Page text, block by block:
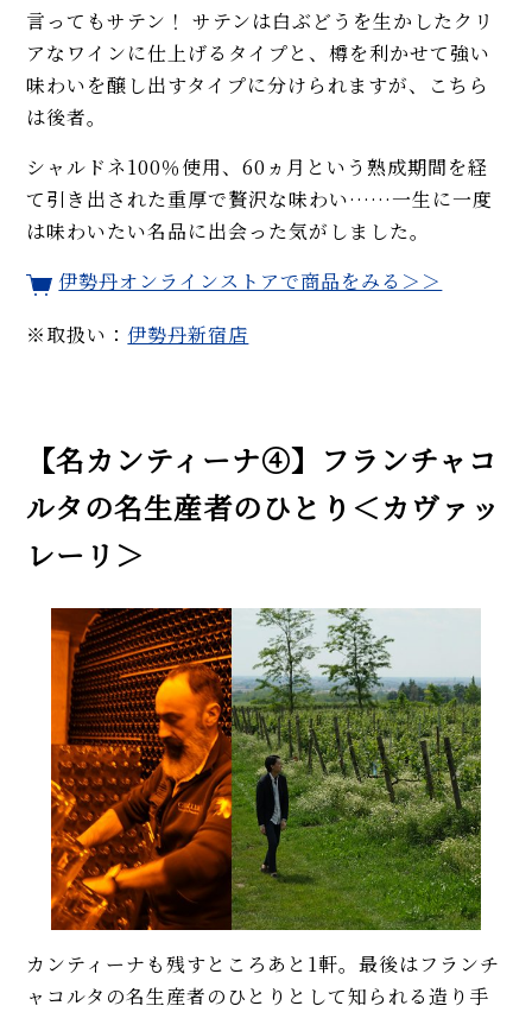
言ってもサテン！ サテンは白ぶどうを生かしたクリ
アなワインに仕上げるタイプと、樽を利かせて強い
味わいを醸し出すタイプに分けられますが、こちら
は後者。
シャルドネ100％使用、60ヵ月という熟成期間を経
て引き出された重厚で贅沢な味わい……一生に一度
は味わいたい名品に出会った気がしました。
伊勢丹オンラインストアで商品をみる＞＞
※取扱い： 伊勢丹新宿店
【名カンティーナ④】フランチャコ
ルタの名生産者のひとり＜カヴァッ
レーリ＞
カンティーナも残すところあと1軒。最後はフランチ
ャコルタの名生産者のひとりとして知られる造り手